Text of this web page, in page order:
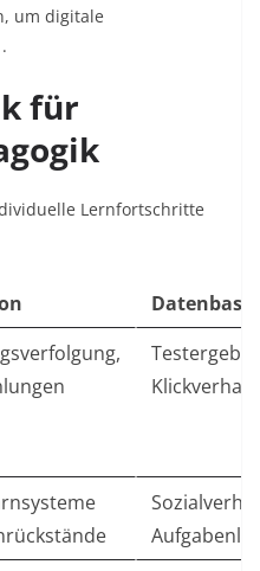
um digitale
für
Lernfortschritte
Datenbasis